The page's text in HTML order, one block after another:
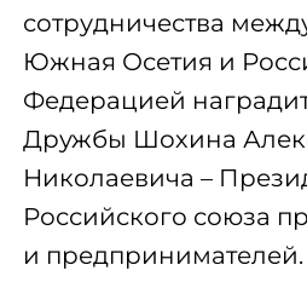
сотрудничества
Южная Осетия и
Федерацией
Дружбы Шохина
Николаевича –
Российского союза
и предпринимателей.